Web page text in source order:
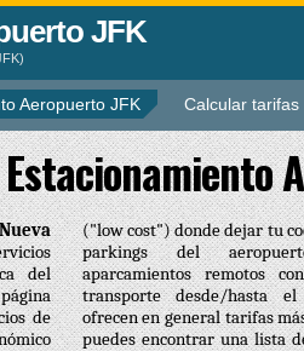
JFK
Aeropuerto JFK Calcular tarifas
Estacionamiento
del
de
("low cost") donde dejar tu
parkings del
aparcamientos remotos
transporte desde/hasta
Aquí
puedes encontrar una lista